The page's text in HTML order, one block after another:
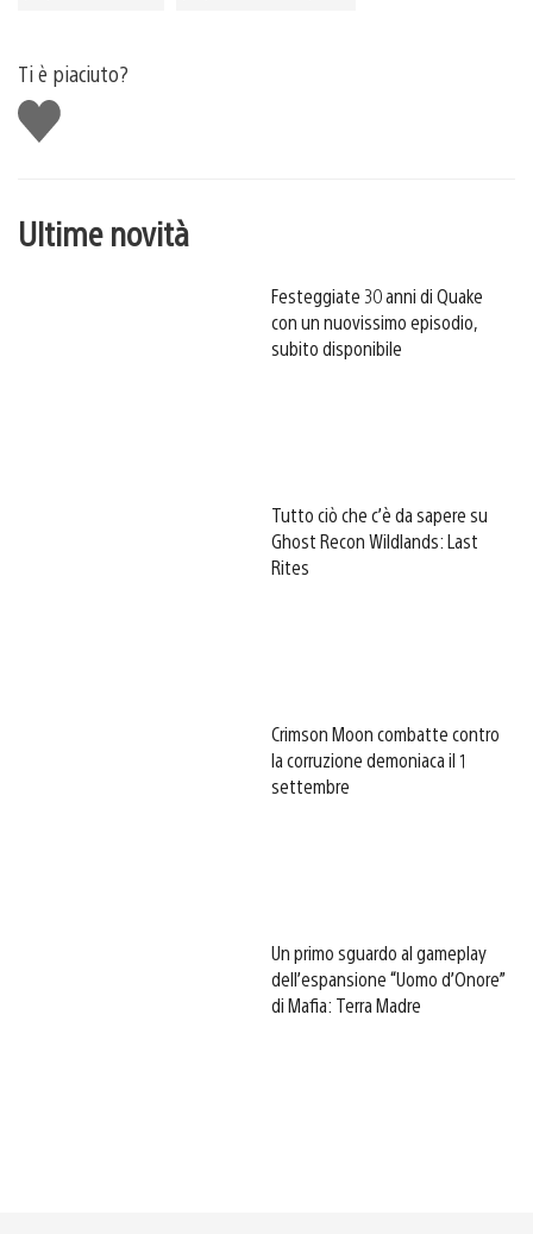
Ti è piaciuto?
Mi
piace
Ultime novità
Festeggiate 30 anni di Quake
con un nuovissimo episodio,
subito disponibile
Tutto ciò che c’è da sapere su
Ghost Recon Wildlands: Last
Rites
Crimson Moon combatte contro
la corruzione demoniaca il 1
settembre
Un primo sguardo al gameplay
dell’espansione “Uomo d’Onore”
di Mafia: Terra Madre